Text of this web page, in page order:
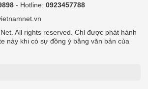
- Hotline: 0923457788
All rights reserved. Chỉ được phát hành
này khi có sự đồng ý bằng văn bản của